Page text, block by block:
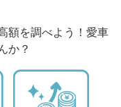
額を調べよう！愛車
か？